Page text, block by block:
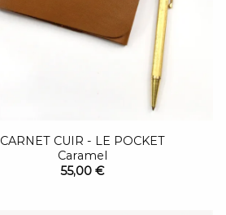
CARNET CUIR - LE POCKET
Caramel
55,00 €